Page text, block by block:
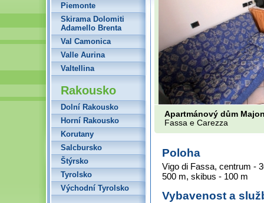
Apartmánový dům
Fassa e Carezza
Poloha
Vigo di Fassa, centrum -
500 m, skibus - 100 m
Vybavenost a
Piemonte
Skirama Dolomiti
Adamello Brenta
Val Camonica
Valle Aurina
Valtellina
Rakousko
Dolní Rakousko
Horní Rakousko
Korutany
Salcbursko
Štýrsko
Tyrolsko
Východní Tyrolsko